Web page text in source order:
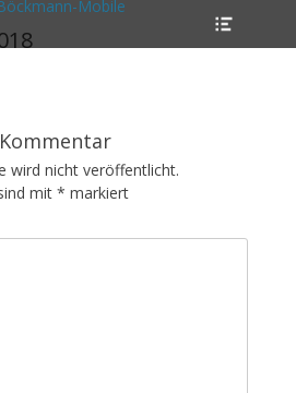
wird nicht veröffentlicht.
mit * markiert